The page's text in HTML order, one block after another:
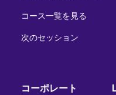
コース一覧を見る
次のセッション
コーポレート